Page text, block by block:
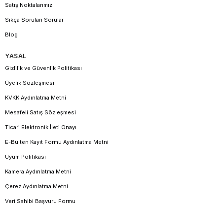
Satış Noktalarımız
Sıkça Sorulan Sorular
Blog
YASAL
Gizlilik ve Güvenlik Politikası
Üyelik Sözleşmesi
KVKK Aydınlatma Metni
Mesafeli Satış Sözleşmesi
Ticari Elektronik İleti Onayı
E-Bülten Kayıt Formu Aydınlatma Metni
Uyum Politikası
Kamera Aydınlatma Metni
Çerez Aydınlatma Metni
Veri Sahibi Başvuru Formu